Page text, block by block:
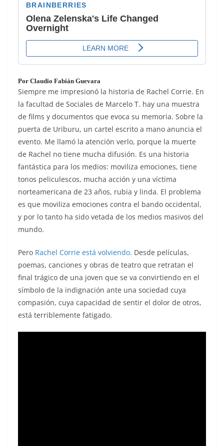
Por Claudio Fabián Guevara
Siempre me impresionó la historia de Rachel Corrie. En
la facultad de Sociales de Marcelo T. hay una muestra
de films y documentos que evoca su memoria. Sobre la
puerta de Uriburu, un cartel escrito a mano anuncia el
evento. Me llamó la atención verlo, porque la muerte
de Rachel no tiene mucha difusión. Es una historia
fantástica para los medios: moviliza emociones, tiene
tonos peliculescos, mucha acción y una víctima
norteamericana de 23 años, rubia y linda. El problema
es que moviliza emociones contra el bando occidental,
y por lo tanto ha sido vetada de los medios masivos del
mundo.
Pero Rachel Corrie está volviendo. Desde películas,
poemas, canciones y obras de teatro que retratan el
final trágico de una joven que se va convirtiendo en el
símbolo de la indignación ante una sociedad cuya
compasión, cuya capacidad de sentir el dolor de otros,
está terriblemente fatigado.